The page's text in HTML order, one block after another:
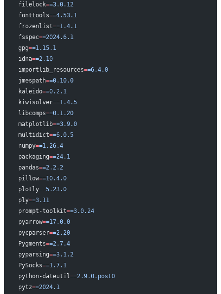
filelock==3.0.12
fonttools==4.53.1
frozenlist==1.4.1
fsspec==2024.6.1
gpg==1.15.1
idna==2.10
importlib_resources==6.4.0
jmespath==0.10.0
kaleido==0.2.1
kiwisolver==1.4.5
libcomps==0.1.20
matplotlib==3.9.0
multidict==6.0.5
numpy==1.26.4
packaging==24.1
pandas==2.2.2
pillow==10.4.0
plotly==5.23.0
ply==3.11
prompt-toolkit==3.0.24
pyarrow==17.0.0
pycparser==2.20
Pygments==2.7.4
pyparsing==3.1.2
PySocks==1.7.1
python-dateutil==2.9.0.post0
pytz==2024.1